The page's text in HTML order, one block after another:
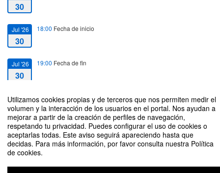
Utilizamos cookies propias y de terceros que nos permiten medir el
volumen y la interacción de los usuarios en el portal. Nos ayudan a
mejorar a partir de la creación de perfiles de navegación,
respetando tu privacidad. Puedes configurar el uso de cookies o
aceptarlas todas. Este aviso seguirá apareciendo hasta que
decidas. Para más información, por favor consulta nuestra Política
de cookies.
30
Jul '26
30
18:00 Fecha de inicio
Jul '26
30
19:00 Fecha de fin
Reunión Informativa 30/07 - Especialización en Neurociencia Educacional
Organizado por la Escuela de Educación y el Departamento de Ciencias de
la Vida y del Comportamiento - Especialización en Neurociencia Educacional